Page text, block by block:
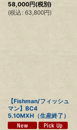
58,000円(税別)
(税込 : 63,800円)
【Fishman/フィッシュ
マン】BC4
5.10MXH（生産終了）